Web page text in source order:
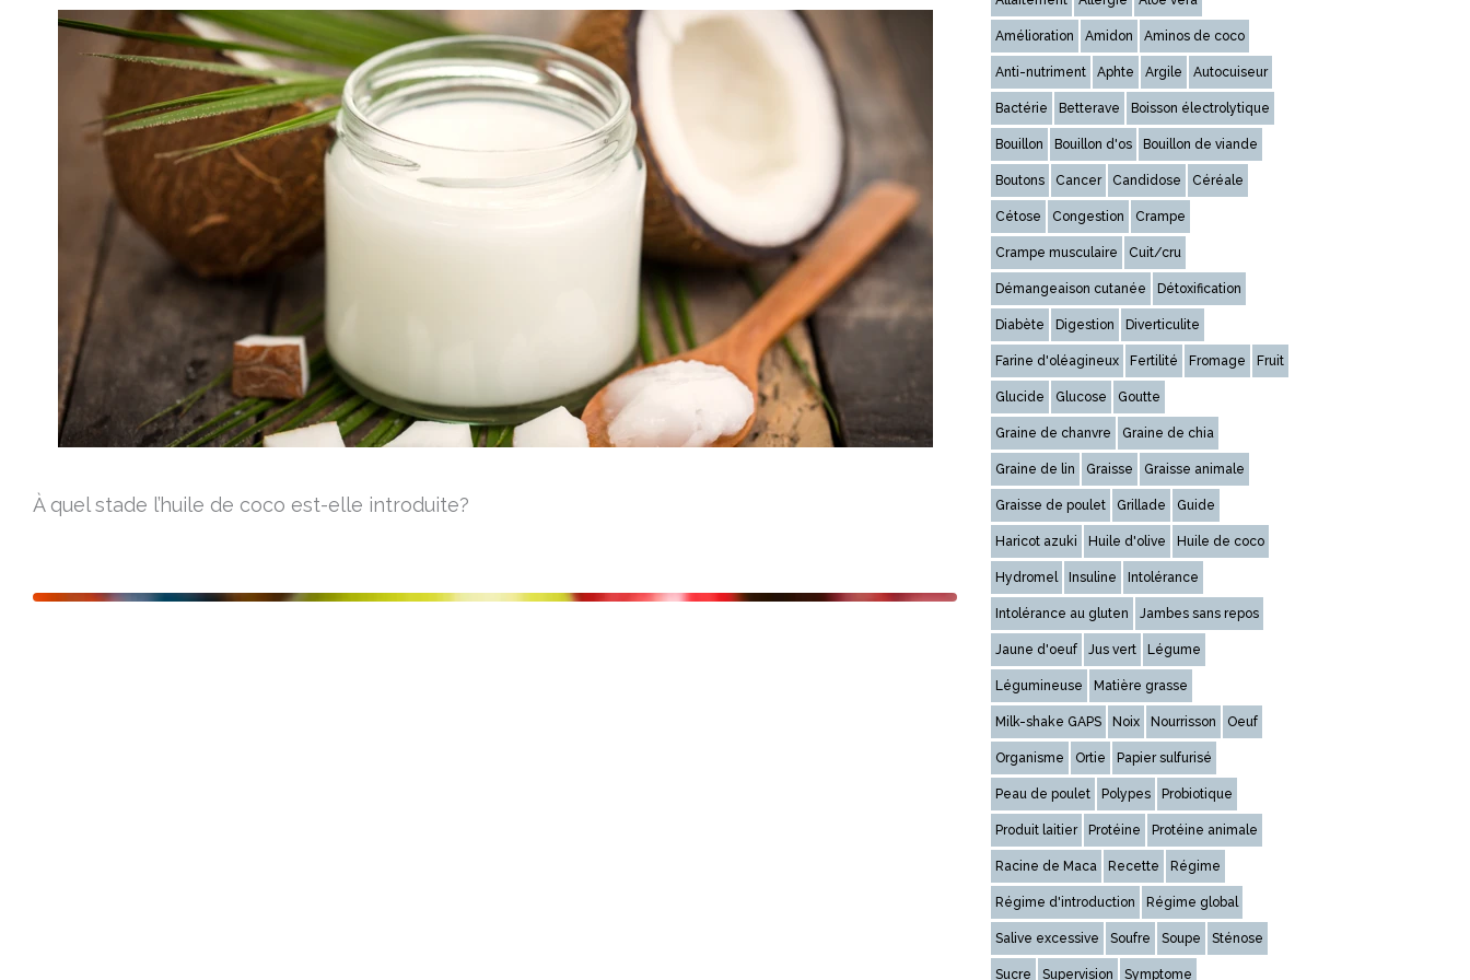
À quel stade l’huile de coco est-elle introduite?
Amélioration Amidon Aminos de coco
Anti-nutriment Aphte Argile Autocuiseur
Bactérie Betterave Boisson électrolytique
Bouillon Bouillon d'os Bouillon de viande
Boutons Cancer Candidose Céréale
Cétose Congestion Crampe
Crampe musculaire Cuit/cru
Démangeaison cutanée Détoxification
Diabète Digestion Diverticulite
Farine d'oléagineux Fertilité Fromage Fruit
Glucide Glucose Goutte
Graine de chanvre Graine de chia
Graine de lin Graisse Graisse animale
Graisse de poulet Grillade Guide
Haricot azuki Huile d'olive Huile de coco
Hydromel Insuline Intolérance
Intolérance au gluten Jambes sans repos
Jaune d'oeuf Jus vert Légume
Légumineuse Matière grasse
Milk-shake GAPS Noix Nourrisson Oeuf
Organisme Ortie Papier sulfurisé
Peau de poulet Polypes Probiotique
Produit laitier Protéine Protéine animale
Racine de Maca Recette Régime
Régime d'introduction Régime global
Salive excessive Soufre Soupe Sténose
Sucre Supervision Symptome